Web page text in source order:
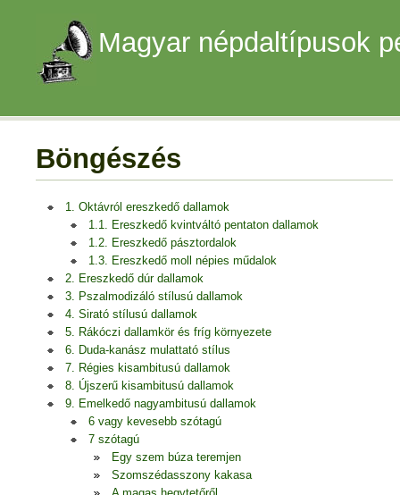
Magyar népdaltípusok
Böngészés
1. Oktávról ereszkedő dallamok
1.1. Ereszkedő kvintváltó pentaton dallamok
1.2. Ereszkedő pásztordalok
1.3. Ereszkedő moll népies műdalok
2. Ereszkedő dúr dallamok
3. Pszalmodizáló stílusú dallamok
4. Sirató stílusú dallamok
5. Rákóczi dallamkör és fríg környezete
6. Duda-kanász mulattató stílus
7. Régies kisambitusú dallamok
8. Újszerű kisambitusú dallamok
9. Emelkedő nagyambitusú dallamok
6 vagy kevesebb szótagú
7 szótagú
Egy szem búza teremjen
Szomszédasszony kakasa